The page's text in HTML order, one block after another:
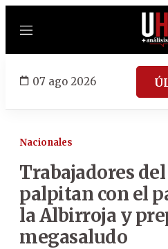
Menú
07 ago 2026
Nacionales
Trabajadores
palpitan con el
la Albirroja y
megasaludo